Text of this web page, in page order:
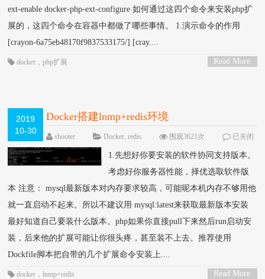
ext-enable docker-php-ext-configure 如何通过这四个命令来安装php扩
展的，这四个命令在容器中都做了哪些事情。 1.演示命令的作用
[crayon-6a75eb48170f9837533175/] [cray....
Read More
docker ，php扩展
2019
10-30
Docker搭建lnmp+redis环境
shooter Docker,redis 围观3621次
已关闭
评论
1.先想好你要安装的软件协同支持版本。
考虑好你服务器性能，择优选取软件版
本 注意： mysql最新版本对内存要求较高，可能呢本机内存不够用他
就一直启动不起来。所以不建议用 mysql:latest来获取最新版本安装
最好知道自己要装什么版本。php如果你直接pull下来然后run启动安
装，后来他的扩展可能让你很头疼，甚至装不上去。推荐使用
Dockfile脚本把自带的几个扩展命令安装上....
Read More
docker ，lnmp+redis